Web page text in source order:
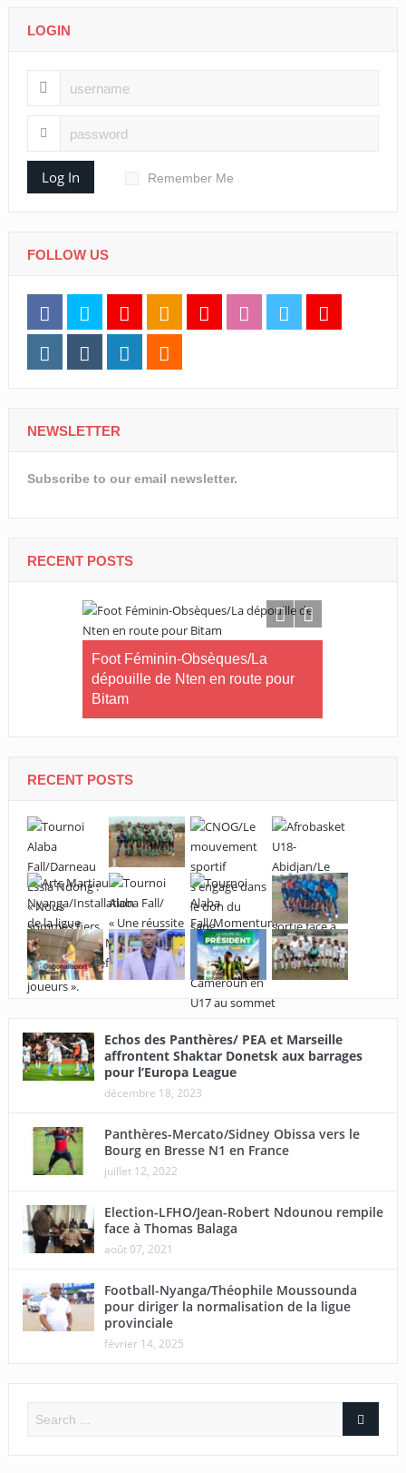
LOGIN
Log In Remember Me
FOLLOW US
NEWSLETTER
Subscribe to our email newsletter.
RECENT POSTS
Foot Féminin-Obsèques/La
dépouille de Nten en route pour
Bitam
RECENT POSTS
Echos des Panthères/ PEA et Marseille
affrontent Shaktar Donetsk aux barrages
pour l’Europa League
décembre 18, 2023
Panthères-Mercato/Sidney Obissa vers le
Bourg en Bresse N1 en France
juillet 12, 2022
Election-LFHO/Jean-Robert Ndounou rempile
face à Thomas Balaga
août 07, 2021
Football-Nyanga/Théophile Moussounda
pour diriger la normalisation de la ligue
provinciale
février 14, 2025